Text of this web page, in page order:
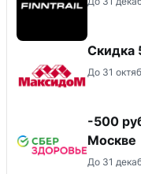
Скидка
До 31
-500
Москве
До 31